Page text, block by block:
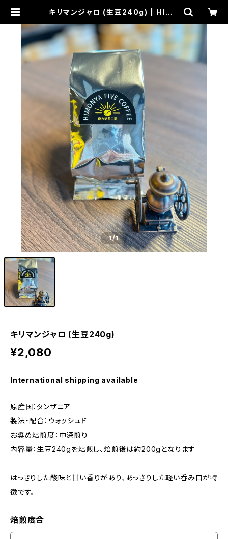
キリマンジャロ (生豆240g) | HIMO
1/1
キリマンジャロ (生豆240g)
¥2,080
International shipping available
原産国：タンザニア
製法・配合：ウォッシュド
お奨め焙煎度：中深煎り
内容量：生豆240gを焙煎し、焙煎後は約200gとなります
はっきりした酸味と甘い香りがあり、あっさりした軽い呑み口が特
徴です。
焙煎度合